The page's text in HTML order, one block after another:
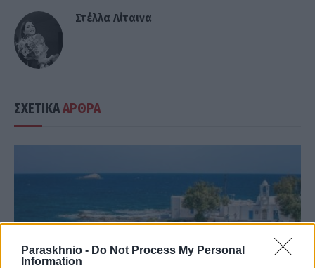
Paraskhnio - Do Not Process My Personal
Information
Στέλλα Λίταινα
ΣΧΕΤΙΚΑΑΡΘΡΑ